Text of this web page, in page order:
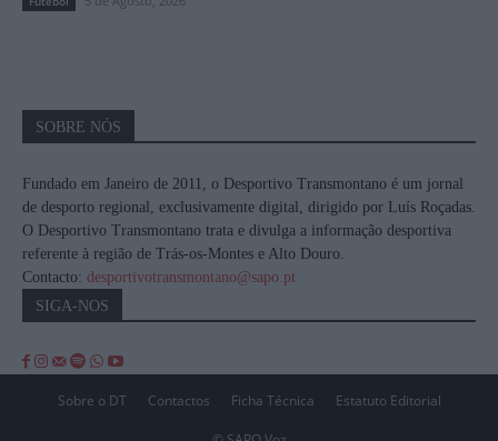
SOBRE NÓS
Fundado em Janeiro de 2011, o Desportivo Transmontano é um jornal
de desporto regional, exclusivamente digital, dirigido por Luís Roçadas.
O Desportivo Transmontano trata e divulga a informação desportiva
referente à região de Trás-os-Montes e Alto Douro.
Contacto: desportivotransmontano@sapo.pt
SIGA-NOS
Sobre o DT Contactos Ficha Técnica Estatuto Editorial